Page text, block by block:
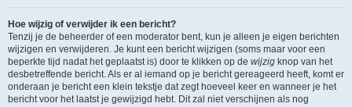
Hoe wijzig of verwijder ik een bericht?
Tenzij je de beheerder of een moderator bent, kun je alleen je eigen berichten
wijzigen en verwijderen. Je kunt een bericht wijzigen (soms maar voor een
beperkte tijd nadat het geplaatst is) door te klikken op de wijzig knop van het
desbetreffende bericht. Als er al iemand op je bericht gereageerd heeft, komt er
onderaan je bericht een klein tekstje dat zegt hoeveel keer en wanneer je het
bericht voor het laatst je gewijzigd hebt. Dit zal niet verschijnen als nog